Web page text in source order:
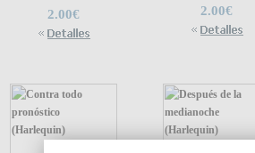
2.00€ 2.00€